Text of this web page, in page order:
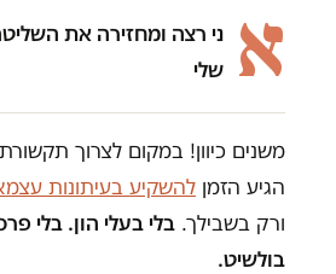
א ני רצה ומחזירה את
שלי
משנים כיוון! במקום לצרוך
הגיע הזמן להשקיע בעיתונות
ורק בשבילך. בלי בעלי הון. בלי
בולשיט.